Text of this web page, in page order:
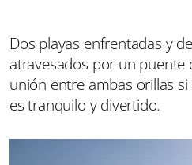
Dos playas enfrentadas y
atravesados por un puente
unión entre ambas orillas
es tranquilo y divertido.